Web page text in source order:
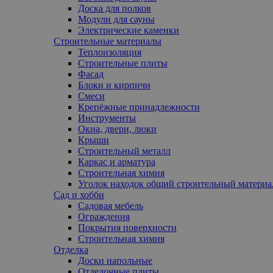
Доска для полков
Модули для сауны
Электрические каменки
Строительные материалы
Теплоизоляция
Строительные плиты
Фасад
Блоки и кирпичи
Смеси
Крепёжные принадлежности
Инструменты
Окна, двери, люки
Крыши
Строительный металл
Каркас и арматура
Строительная химия
Уголок находок общий строительный
Сад и хобби
Садовая мебель
Ограждения
Покрытия поверхности
Строительная химия
Отделка
Доски напольные